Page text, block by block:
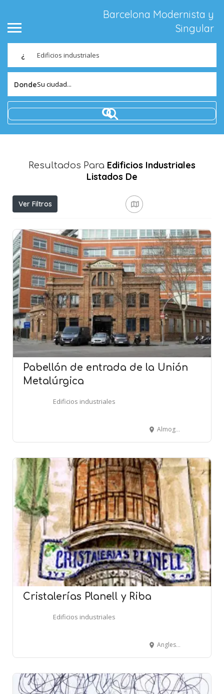
Barcelona Modernista y
Singular
¿
DondeSu ciudad...
Resultados Para Edificios Industriales
Listados De
Ver Filtros
Pabellón de entrada de la Unión
Metalúrgica
Edificios industriales
Almogàvers, 119-123 - BARCELONA
Cristalerías Planell y Riba
Edificios industriales
Anglesola, 1-3 - BARCELONA